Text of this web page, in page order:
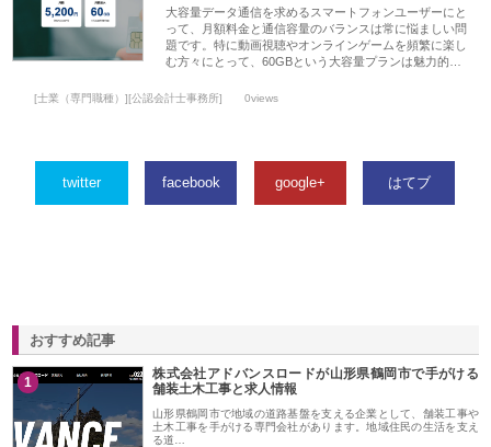
大容量データ通信を求めるスマートフォンユーザーにと
って、月額料金と通信容量のバランスは常に悩ましい問
題です。特に動画視聴やオンラインゲームを頻繁に楽し
む方々にとって、60GBという大容量プランは魅力的…
[士業（専門職種）][公認会計士事務所] 0views
twitter facebook google+ はてブ
おすすめ記事
1
株式会社アドバンスロードが山形県鶴岡市で手がける
舗装土木工事と求人情報
山形県鶴岡市で地域の道路基盤を支える企業として、舗装工事や
土木工事を手がける専門会社があります。地域住民の生活を支え
る道…